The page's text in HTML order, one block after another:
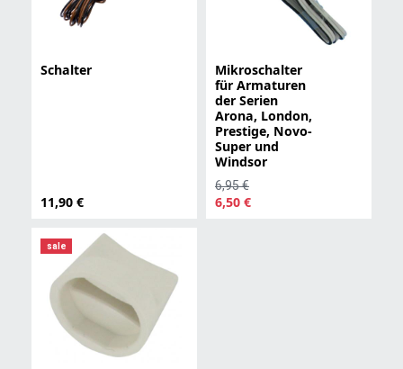
Schalter
11,90 €
Mikroschalter
für Armaturen
der Serien
Arona, London,
Prestige, Novo-
Super und
Windsor
6,95 €
6,50 €
sale